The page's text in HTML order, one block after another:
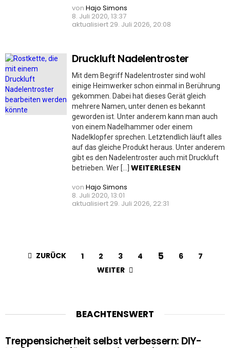
von Hajo Simons
8. Juli 2020, 13:37
aktualisiert 29. Juli 2026, 20:08
Druckluft Nadelentroster
Mit dem Begriff Nadelentroster sind wohl
einige Heimwerker schon einmal in Berührung
gekommen. Dabei hat dieses Gerät gleich
mehrere Namen, unter denen es bekannt
geworden ist. Unter anderem kann man auch
von einem Nadelhammer oder einem
Nadelklopfer sprechen. Letztendlich läuft alles
auf das gleiche Produkt heraus. Unter anderem
gibt es den Nadelentroster auch mit Druckluft
betrieben. Wer […] WEITERLESEN
von Hajo Simons
8. Juli 2020, 13:01
aktualisiert 29. Juli 2026, 22:31
ZURÜCK 1 2 3 4 5 6
7
WEITER
BEACHTENSWERT
Treppensicherheit selbst verbessern: DIY-